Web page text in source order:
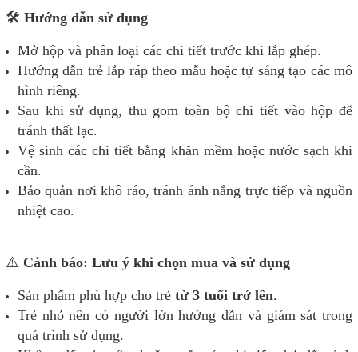
🛠️ Hướng dẫn sử dụng
Mở hộp và phân loại các chi tiết trước khi lắp ghép.
Hướng dẫn trẻ lắp ráp theo mẫu hoặc tự sáng tạo các mô
hình riêng.
Sau khi sử dụng, thu gom toàn bộ chi tiết vào hộp để
tránh thất lạc.
Vệ sinh các chi tiết bằng khăn mềm hoặc nước sạch khi
cần.
Bảo quản nơi khô ráo, tránh ánh nắng trực tiếp và nguồn
nhiệt cao.
⚠️ Cảnh báo: Lưu ý khi chọn mua và sử dụng
Sản phẩm phù hợp cho trẻ từ 3 tuổi trở lên.
Trẻ nhỏ nên có người lớn hướng dẫn và giám sát trong
quá trình sử dụng.